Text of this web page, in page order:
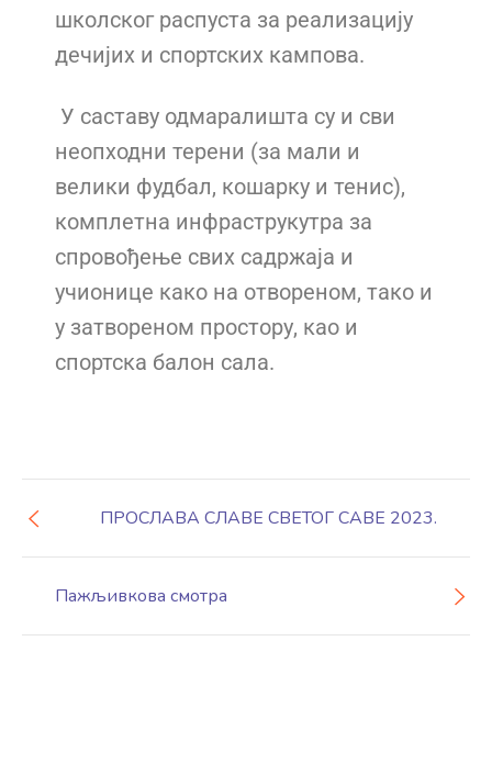
школског распуста за реализацију
дечијих и спортских кампова.
У саставу одмаралишта су и сви
неопходни терени (за мали и
велики фудбал, кошарку и тенис),
комплетна инфраструкутра за
спровођење свих садржаја и
учионице како на отвореном, тако и
у затвореном простору, као и
спортска балон сала.
Пажљивкова смотра
ПРОСЛАВА СЛАВЕ СВЕТОГ САВЕ 2023.